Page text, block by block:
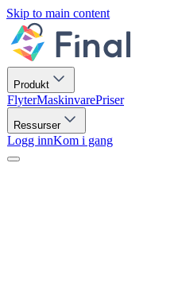
Skip to main content
Produkt
FlyterMaskinvarePriser
Ressurser
Logg innKom i gang